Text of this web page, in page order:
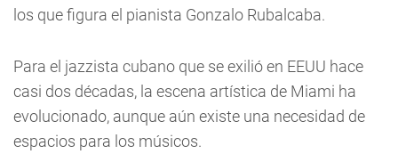
los que figura el pianista Gonzalo Rubalcaba.
Para el jazzista cubano que se exilió en EEUU hace
casi dos décadas, la escena artística de Miami ha
evolucionado, aunque aún existe una necesidad de
espacios para los músicos.